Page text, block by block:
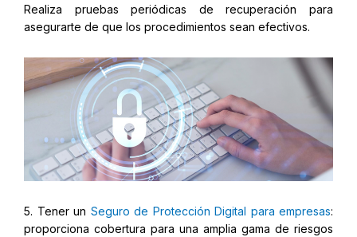
Realiza pruebas periódicas de recuperación para
asegurarte de que los procedimientos sean efectivos.
5. Tener un Seguro de Protección Digital para empresas:
proporciona cobertura para una amplia gama de riesgos